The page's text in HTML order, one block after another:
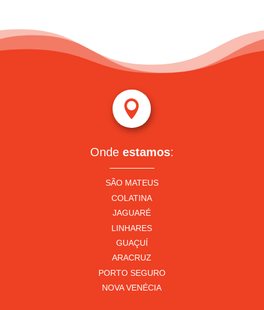

Onde estamos:
SÃO MATEUS
COLATINA
JAGUARÉ
LINHARES
GUAÇUÍ
ARACRUZ
PORTO SEGURO
NOVA VENÉCIA